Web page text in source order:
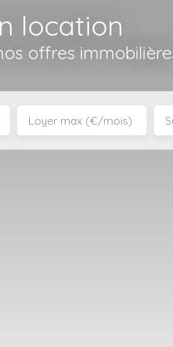
location
offres
Loyer max (€/mois)